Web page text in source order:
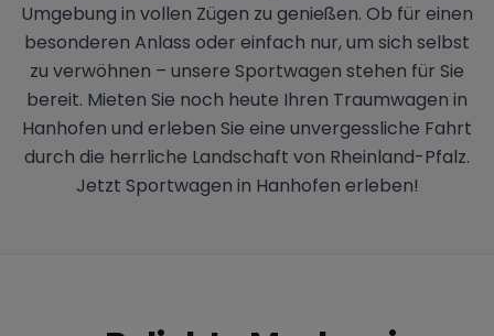
Umgebung in vollen Zügen zu genießen. Ob für einen
besonderen Anlass oder einfach nur, um sich selbst
zu verwöhnen – unsere Sportwagen stehen für Sie
bereit. Mieten Sie noch heute Ihren Traumwagen in
Hanhofen und erleben Sie eine unvergessliche Fahrt
durch die herrliche Landschaft von Rheinland-Pfalz.
Jetzt Sportwagen in Hanhofen erleben!